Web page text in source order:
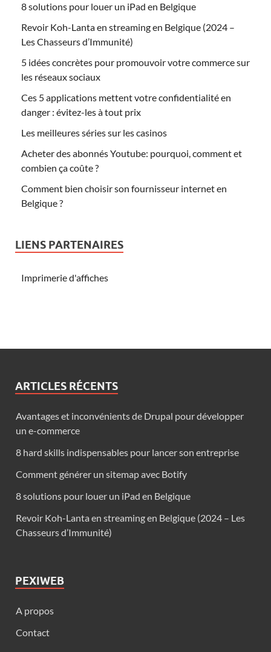
8 solutions pour louer un iPad en Belgique
Revoir Koh-Lanta en streaming en Belgique (2024 –
Les Chasseurs d’Immunité)
5 idées concrètes pour promouvoir votre commerce sur
les réseaux sociaux
Ces 5 applications mettent votre confidentialité en
danger : évitez-les à tout prix
Les meilleures séries sur les casinos
Acheter des abonnés Youtube: pourquoi, comment et
combien ça coûte ?
Comment bien choisir son fournisseur internet en
Belgique ?
LIENS PARTENAIRES
Imprimerie d'affiches
ARTICLES RÉCENTS
Avantages et inconvénients de Drupal pour développer
un e-commerce
8 hard skills indispensables pour lancer son entreprise
Comment générer un sitemap avec Botify
8 solutions pour louer un iPad en Belgique
Revoir Koh-Lanta en streaming en Belgique (2024 – Les
Chasseurs d’Immunité)
PEXIWEB
A propos
Contact